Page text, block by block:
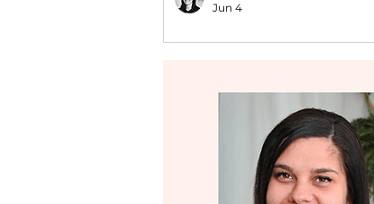
Jun 4